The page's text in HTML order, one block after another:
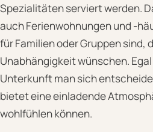
Spezialitäten serviert werden.
auch Ferienwohnungen und -
für Familien oder Gruppen sind,
Unabhängigkeit wünschen.
Unterkunft man sich
bietet eine einladende
wohlfühlen können.